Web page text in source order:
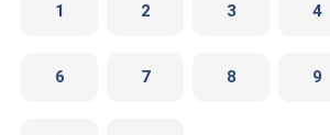
1 2 3 4
6 7 8 9